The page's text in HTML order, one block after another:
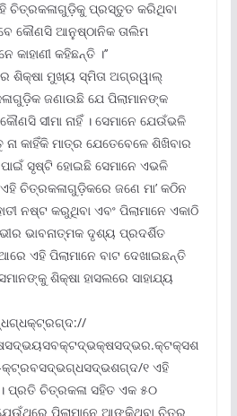
ଚିତ୍ରକଳାଗୁଡ଼ିକୁ ପ୍ରସ୍ତୁତ କରିଥିବା
କୌଣସି ଆନୁଷ୍ଠାନିକ ତାଲିମ
କାହାଣୀ କହିଛନ୍ତି ।’’
ଶିକ୍ଷା ମୁଖ୍ୟ ସ୍ମିତା ଅଗ୍ରୱାଲ୍
ଜଣାଉଛି ଯେ ପିଲାମାନଙ୍କ
ସୀମା ନାହିଁ । ସେମାନେ ଯେଉଁଭଳି
କାହିଁକି ମାତ୍ର ଯେତେବେଳେ ଶିଖିବାର
ସୃଷ୍ଟି ହୋଇଛି ସେମାନେ ଏଭଳି
ଚିତ୍ରକଳାଗୁଡ଼ିକରେ ଜଣେ ମା’ କଠିନ
ନଷ୍ଟ କରୁଥିବା ଏବଂ ପିଲାମାନେ ଏକାଠି
ଭାବନାତ୍ମକ ଦୃଶ୍ୟ ପ୍ରଦର୍ଶିତ
ଏହି ପିଲାମାନେ ବାଟ ଦେଖାଇଛନ୍ତି
ଶିକ୍ଷା ହାସଲରେ ସାହାଯ୍ୟ
୧ ଏହି
ପ୍ରତି ଚିତ୍ରକଳା ସହିତ ଏକ ୫୦
ପିଲାମାନେ ଆଙ୍କିଥିବା ଚିତ୍ର